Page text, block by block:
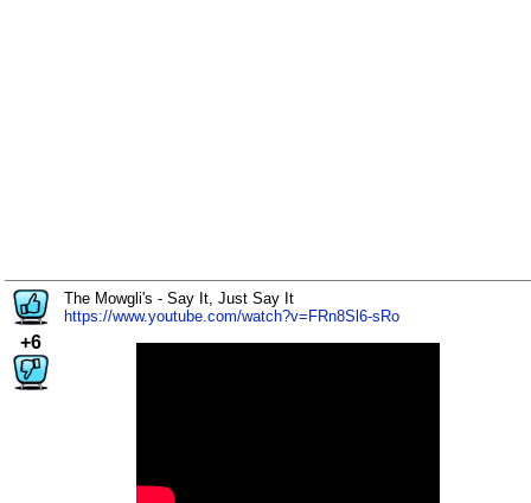
+6
The Mowgli's - Say It, Just Say It
https://www.youtube.com/watch?v=FRn8Sl6-sRo